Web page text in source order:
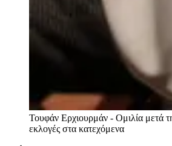
Τουφάν Ερχιουρμάν - Ομιλία μετά
εκλογές στα κατεχόμενα